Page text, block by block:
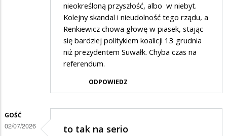
nieokreśloną przyszłość, albo w niebyt.
Kolejny skandal i nieudolność tego rządu, a
Renkiewicz chowa głowę w piasek, stając
się bardziej politykiem koalicji 13 grudnia
niż prezydentem Suwałk. Chyba czas na
referendum.
ODPOWIEDZ
GOŚĆ
02/07/2026 to tak na serio